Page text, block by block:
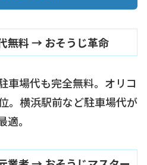
無料 → おそうじ革命
車場代も完全無料。オリコ
。横浜駅前など駐車場代が
。